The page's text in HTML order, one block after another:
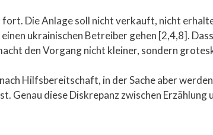
Die Anlage soll nicht verkauft, nicht
ukrainischen Betreiber gehen [2,4,8].
den Vorgang nicht kleiner, sondern
Hilfsbereitschaft, in der Sache aber
Genau diese Diskrepanz zwischen